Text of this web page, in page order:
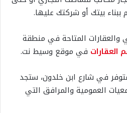
بيتك أو شركتك عليها.
والعقارات المتاحة في منطقة
العقارات في موقع وسيط نت.
في شارع ابن خلدون، ستجد
العمومية والمرافق التي